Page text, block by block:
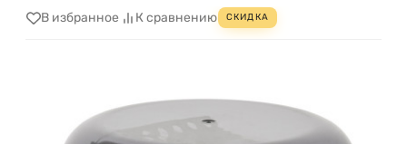
В избранное К сравнению СКИДКА